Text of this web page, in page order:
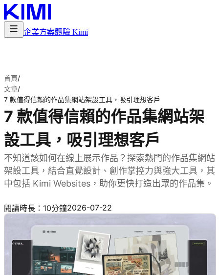
企業方案體驗 Kimi
首頁/
文章/
7 款值得信賴的作品集網站架設工具，吸引理想客戶
7 款值得信賴的作品集網站架
設工具，吸引理想客戶
不知道該如何在線上展示作品？探索熱門的作品集網站
架設工具，結合直覺設計、創作掌控力與強大工具，其
中包括 Kimi Websites，助你更快打造出眾的作品集。
閱讀時長：10分鐘2026-07-22